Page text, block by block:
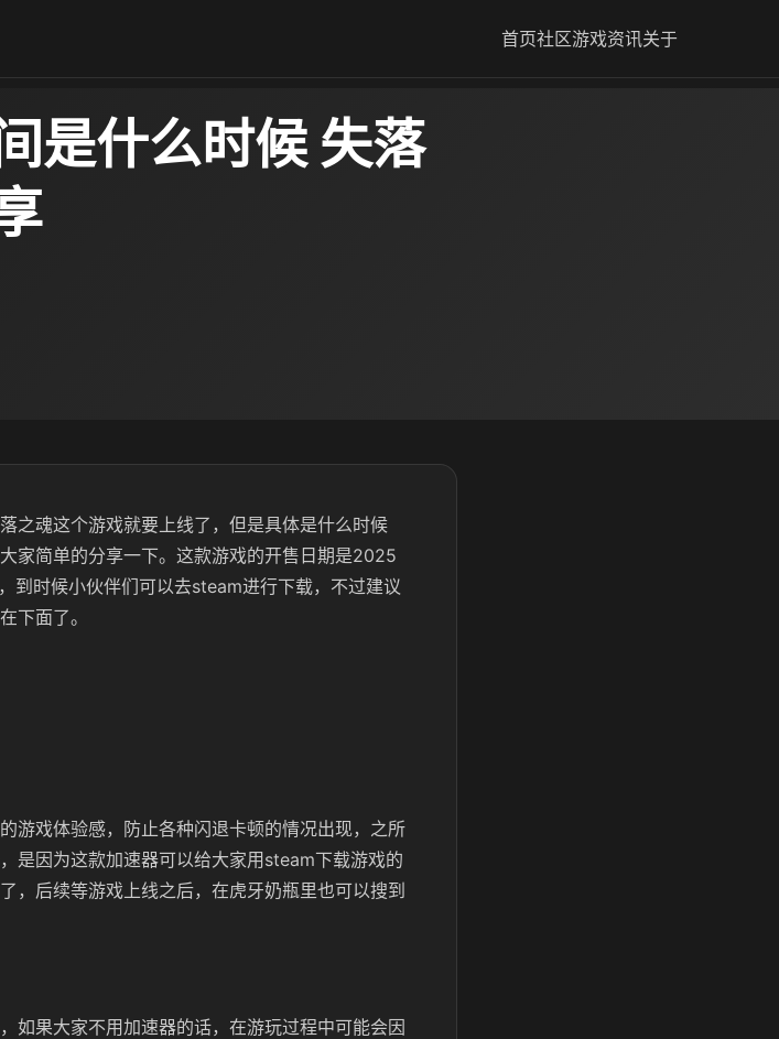
首页社区游戏资讯关于
是什么时候 失落
之魂这个游戏就要上线了，但是具体是什么时候
家简单的分享一下。这款游戏的开售日期是2025
到时候小伙伴们可以去steam进行下载，不过建议
下面了。
游戏体验感，防止各种闪退卡顿的情况出现，之所
是因为这款加速器可以给大家用steam下载游戏的
，后续等游戏上线之后，在虎牙奶瓶里也可以搜到
如果大家不用加速器的话，在游玩过程中可能会因